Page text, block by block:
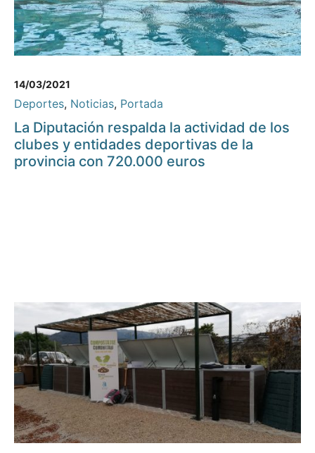
14/03/2021
Deportes, Noticias, Portada
La Diputación respalda la actividad de los
clubes y entidades deportivas de la
provincia con 720.000 euros